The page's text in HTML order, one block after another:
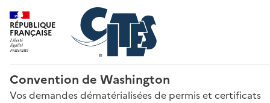
RÉPUBLIQUE
FRANÇAISE
Convention de Washington
Vos demandes dématérialisées de permis et certificats